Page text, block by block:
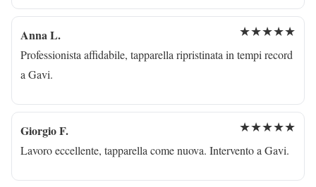
Anna L. ★★★★★
Professionista affidabile, tapparella ripristinata in tempi record
a Gavi.
Giorgio F. ★★★★★
Lavoro eccellente, tapparella come nuova. Intervento a Gavi.